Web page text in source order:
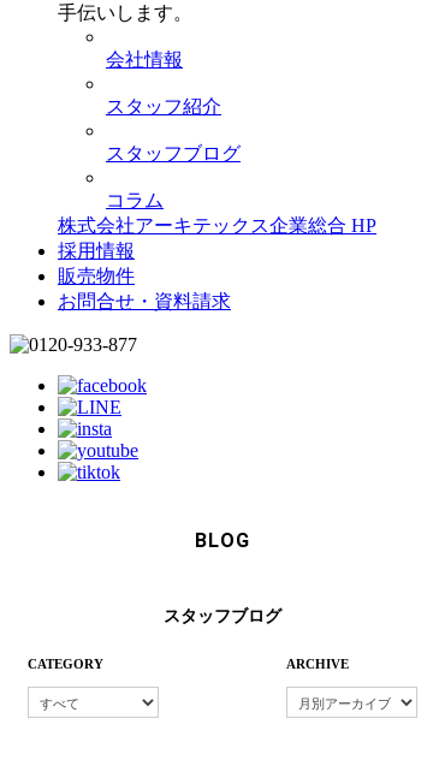
手伝いします。
会社情報
スタッフ紹介
スタッフブログ
コラム
株式会社アーキテックス企業総合 HP
採用情報
販売物件
お問合せ・資料請求
BLOG
スタッフブログ
CATEGORY ARCHIVE